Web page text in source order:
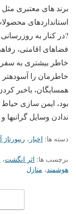
استانداردهای
?در کنار به
فضاهای اقامتی،
خاطر بیشتری به سفر
خاطرمان را آسودهتر
همسایگان، باخبر
بود، ایمن سازی
ندادن وسایل گرانبها
دسته ها: اخبار ،
برچسب ها: اثر انگشت،
هوشمند، منازل